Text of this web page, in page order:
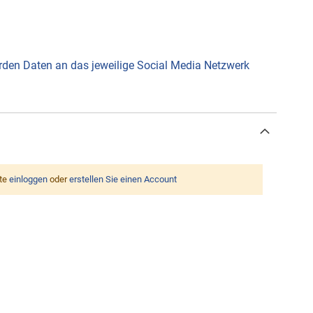
Daten an das jeweilige Social Media Netzwerk
einloggenodererstellen Sie einen Account